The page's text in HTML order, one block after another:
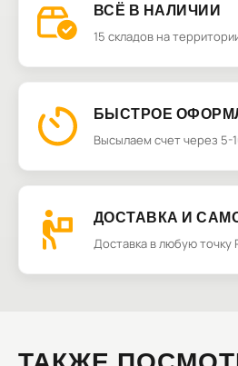
ВСЁ В НАЛИЧИИ
15 складов на
БЫСТРОЕ
Высылаем счет через 5-
ДОСТАВКА И
Доставка в любую точку